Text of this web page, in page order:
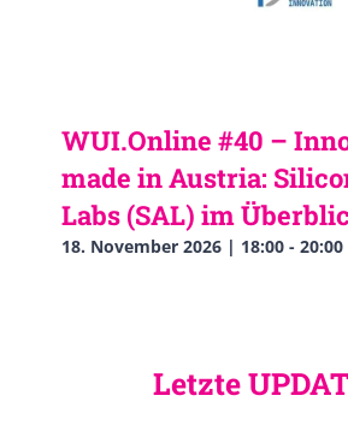
WUI.Online #40 –
made in Austria:
Labs (SAL) im
18. November 2026 | 18:00 - 20:00
Letzte